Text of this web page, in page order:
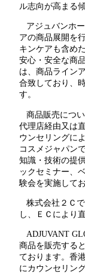
ル志向が高まる
アジュバンホ
アの商品展開を
キンケアも含め
安心・安全な商
は、商品ライン
合致しており、
す。
商品販売につ
代理店経由又は
ウンセリングに
コスメジャパン
知識・技術の提
ックセミナー、
験会を実施して
株式会社２Ｃ
し、ＥＣにより
ADJUVANT
商品を販売する
ております。香
にカウンセリン